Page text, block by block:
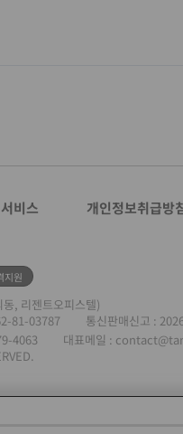
비스 개인정보취급방
지원
, 리젠트오피스텔)
81-03787
통신판매신고 :
4063
대표메일 :